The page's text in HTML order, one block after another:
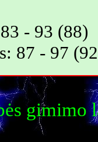
- 93 (88)
87 - 97
gimimo